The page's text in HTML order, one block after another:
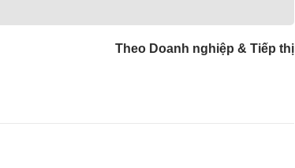
Theo Doanh nghiệp & Tiếp thị